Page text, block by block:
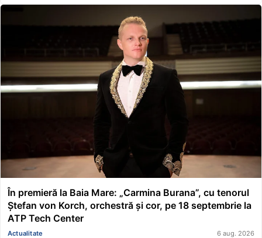
În premieră la Baia Mare: „Carmina Burana”, cu tenorul
Ștefan von Korch, orchestră și cor, pe 18 septembrie la
ATP Tech Center
Actualitate 6 aug. 2026